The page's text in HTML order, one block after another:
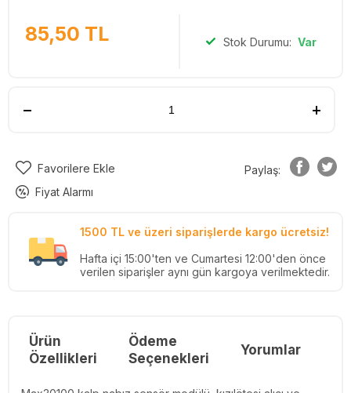
85,50 TL Stok Durumu: Var
Favorilere Ekle
Fiyat Alarmı
Paylaş:
1500 TL ve üzeri siparişlerde kargo ücretsiz!
Hafta içi 15:00'ten ve Cumartesi 12:00'den önce
verilen siparişler aynı gün kargoya verilmektedir.
Ürün
Özellikleri
Ödeme
Seçenekleri
Yorumlar